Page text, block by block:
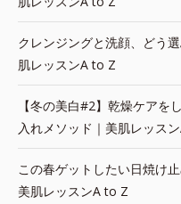
クレンジングと洗顔、どう
肌レッスンA to Z
【冬の美白#2】乾燥ケアを
入れメソッド｜美肌レッス
この春ゲットしたい日焼け
美肌レッスンA to Z